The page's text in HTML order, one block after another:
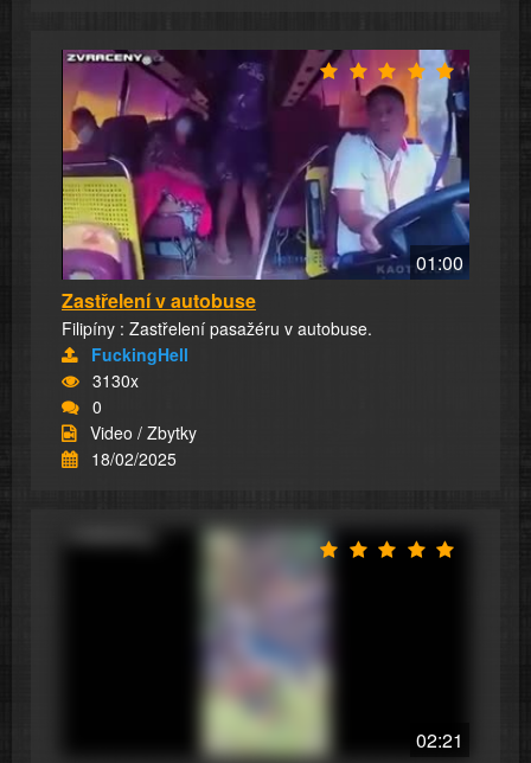
01:00
Zastřelení v autobuse
Filipíny : Zastřelení pasažéru v autobuse.
FuckingHell
3130x
0
Video / Zbytky
18/02/2025
02:21